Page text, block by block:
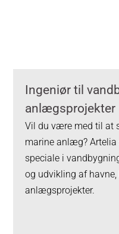
Ingeniør til
anlægsprojekter
Vil du være med til at
marine anlæg? Artelia
speciale i
og udvikling af
anlægsprojekter.